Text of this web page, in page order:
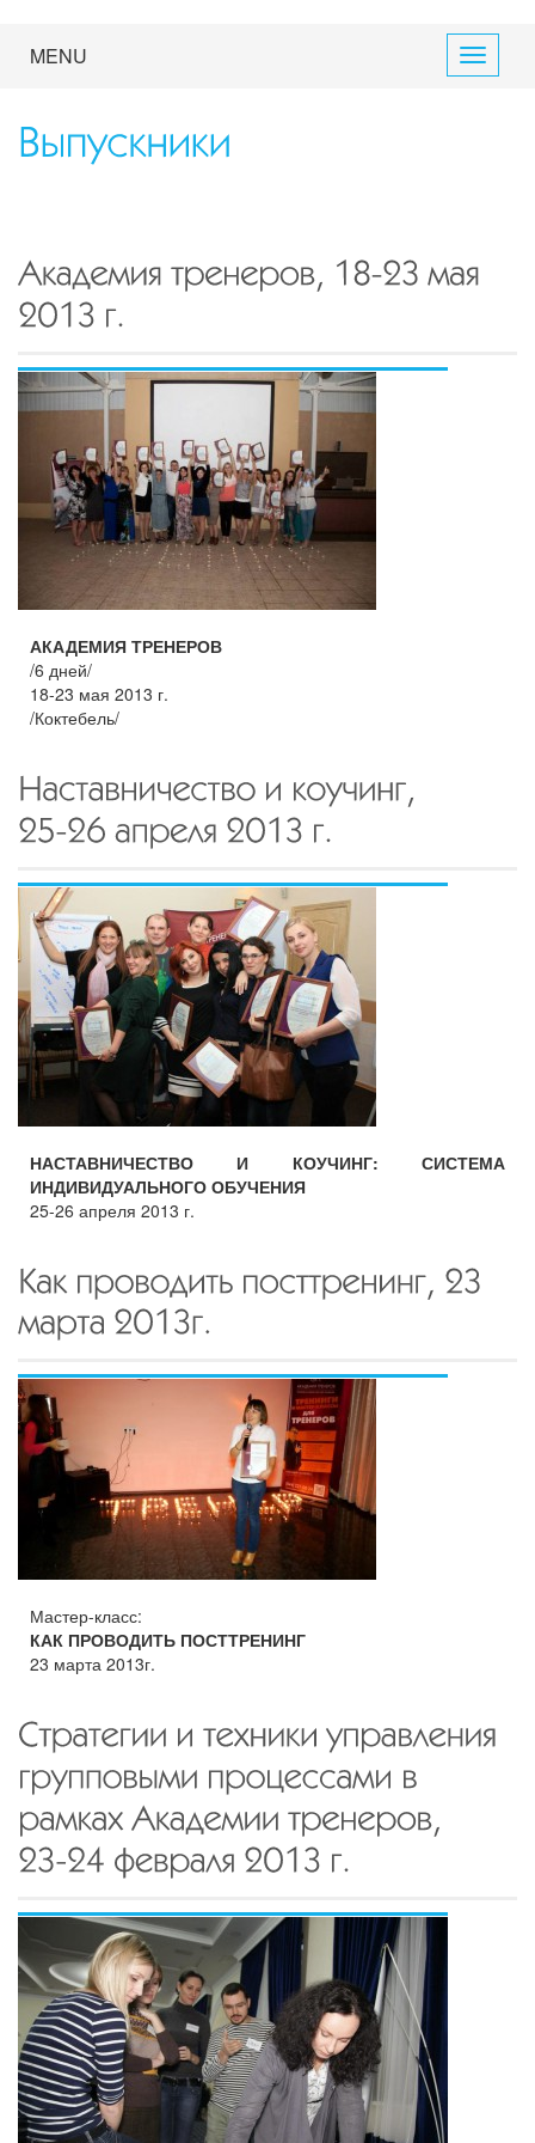
MENU
Toggle
АКАДЕМИЯ ТРЕНЕРОВ
/6 дней/
18-23 мая 2013 г.
/Коктебель/
НАСТАВНИЧЕСТВО И КОУЧИНГ: СИСТЕМА
ИНДИВИДУАЛЬНОГО ОБУЧЕНИЯ
25-26 апреля 2013 г.
Мастер-класс:
КАК ПРОВОДИТЬ ПОСТТРЕНИНГ
23 марта 2013г.